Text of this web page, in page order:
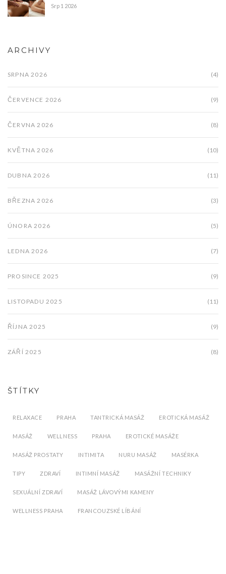
Srp 1 2026
ARCHIVY
SRPNA 2026 (4)
ČERVENCE 2026 (9)
ČERVNA 2026 (8)
KVĚTNA 2026 (10)
DUBNA 2026 (11)
BŘEZNA 2026 (3)
ÚNORA 2026 (5)
LEDNA 2026 (7)
PROSINCE 2025 (9)
LISTOPADU 2025 (11)
ŘÍJNA 2025 (9)
ZÁŘÍ 2025 (8)
ŠTÍTKY
RELAXACE PRAHA TANTRICKÁ MASÁŽ EROTICKÁ MASÁŽ
MASÁŽ WELLNESS PRAHA EROTICKÉ MASÁŽE
MASÁŽ PROSTATY INTIMITA NURU MASÁŽ MASÉRKA
TIPY ZDRAVÍ INTIMNÍ MASÁŽ MASÁŽNÍ TECHNIKY
SEXUÁLNÍ ZDRAVÍ MASÁŽ LÁVOVÝMI KAMENY
WELLNESS PRAHA FRANCOUZSKÉ LÍBÁNÍ